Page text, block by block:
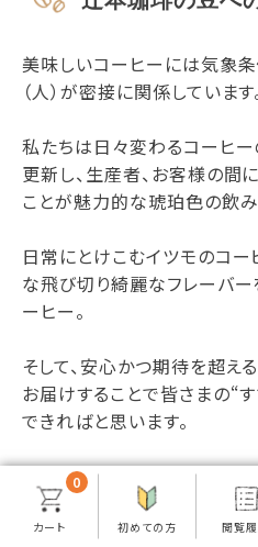
美味しいコーヒーには気象条
（人）が密接に関係しています
私たちは日々変わるコーヒ
更新し、生産者、お客様の間
ことが魅力的な琥珀色の飲み
日常にとけこむイツモのコー
な飛び切り綺麗なフレーバー
ーヒー。
そして、安心かつ期待を超え
お届けすることで皆さまの“
できればと思います。
さらに詳
0